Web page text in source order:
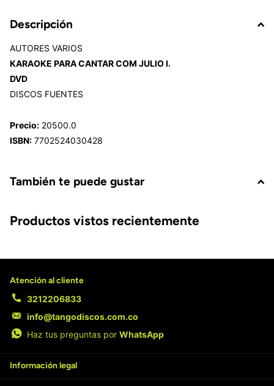
Descripción
AUTORES VARIOS
KARAOKE PARA CANTAR COM JULIO I.
DVD
DISCOS FUENTES
Precio: 20500.0
ISBN: 7702524030428
También te puede gustar
Productos vistos recientemente
Atención al cliente
3212206833
info@tangodiscos.com.co
Haz tus preguntas por WhatsApp
Información legal